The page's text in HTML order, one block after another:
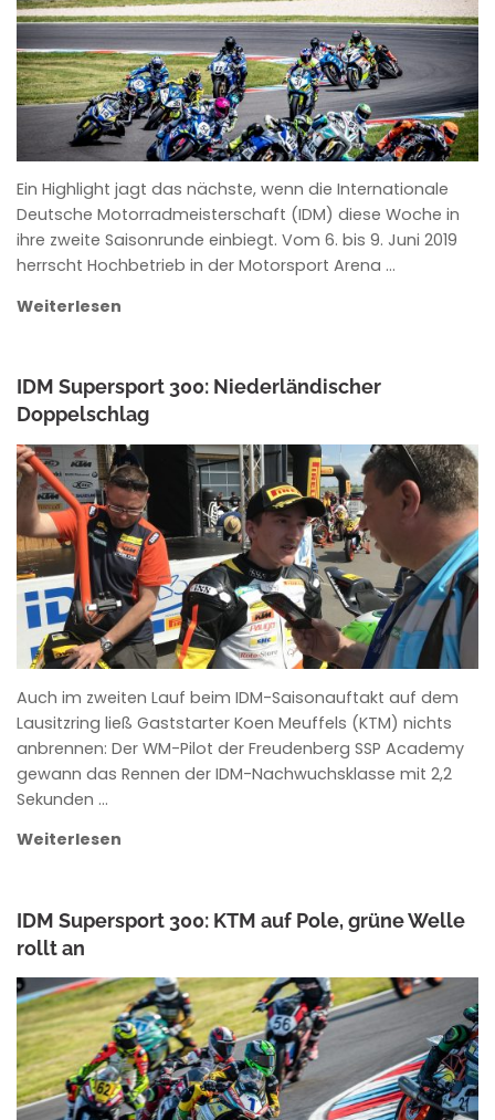
Ein Highlight jagt das nächste, wenn die Internationale
Deutsche Motorradmeisterschaft (IDM) diese Woche in
ihre zweite Saisonrunde einbiegt. Vom 6. bis 9. Juni 2019
herrscht Hochbetrieb in der Motorsport Arena …
Weiterlesen
IDM Supersport 300: Niederländischer
Doppelschlag
ANKE WIECZOREK
Auch im zweiten Lauf beim IDM-Saisonauftakt auf dem
Lausitzring ließ Gaststarter Koen Meuffels (KTM) nichts
anbrennen: Der WM-Pilot der Freudenberg SSP Academy
gewann das Rennen der IDM-Nachwuchsklasse mit 2,2
Sekunden …
Weiterlesen
IDM Supersport 300: KTM auf Pole, grüne Welle
rollt an
ANKE WIECZOREK